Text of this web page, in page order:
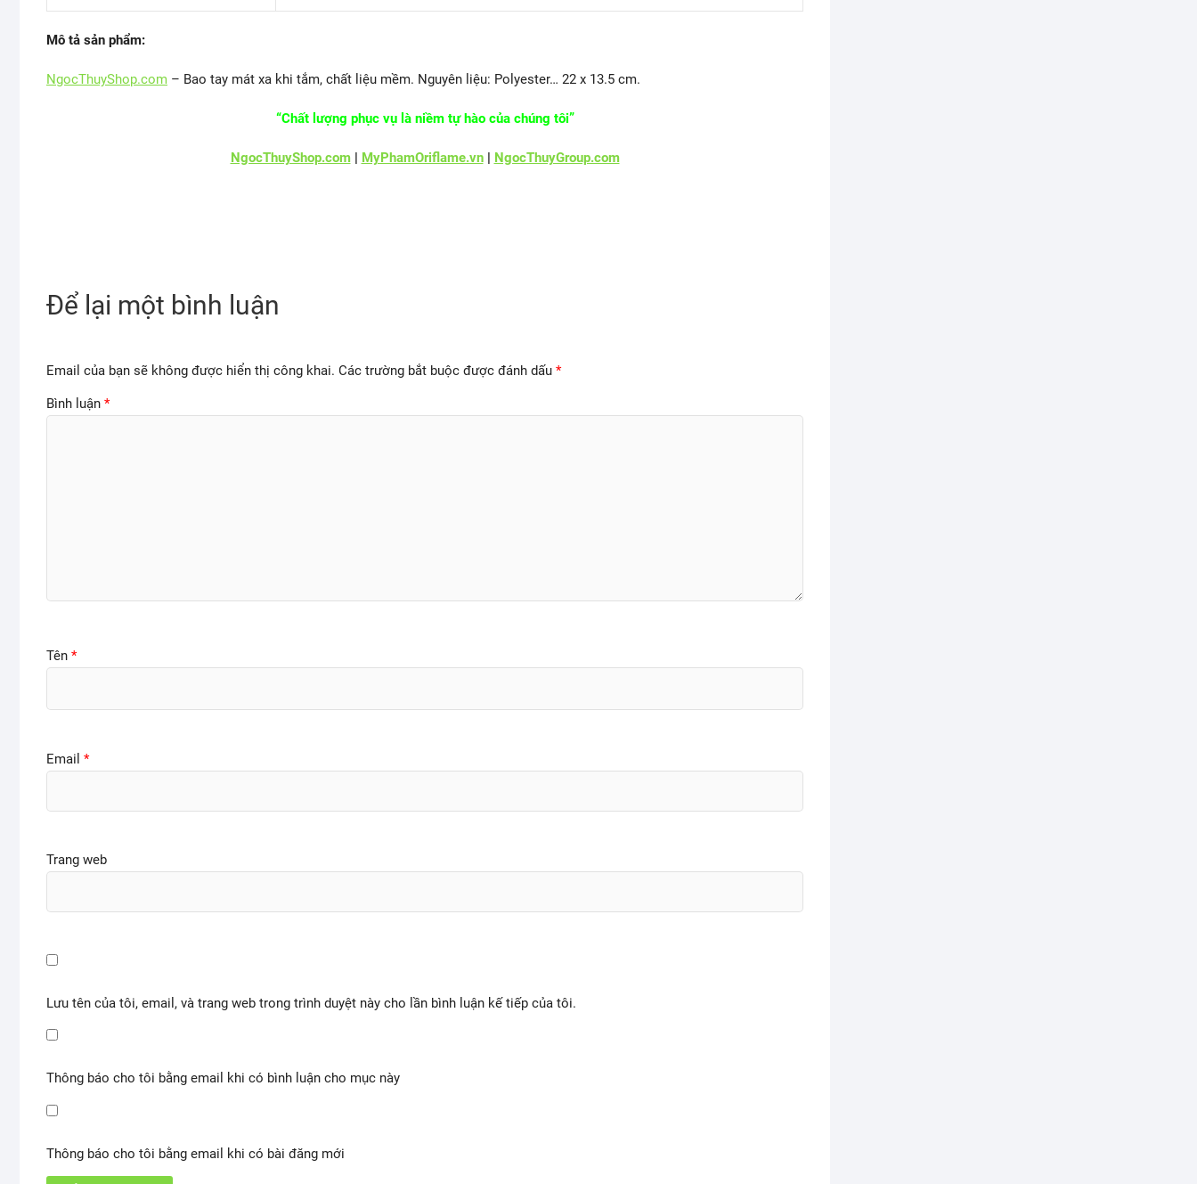
Mô tả sản phẩm:
NgocThuyShop.com – Bao tay mát xa khi tắm, chất liệu mềm. Nguyên liệu: Polyester… 22 x 13.5 cm.
“Chất lượng phục vụ là niềm tự hào của chúng tôi”
NgocThuyShop.com| MyPhamOriflame.vn| NgocThuyGroup.com
Để lại một bình luận
Email của bạn sẽ không được hiển thị công khai. Các trường bắt buộc được đánh dấu *
Bình luận *
Tên *
Email *
Trang web
Lưu tên của tôi, email, và trang web trong trình duyệt này cho lần bình luận kế tiếp của tôi.
Thông báo cho tôi bằng email khi có bình luận cho mục này
Thông báo cho tôi bằng email khi có bài đăng mới